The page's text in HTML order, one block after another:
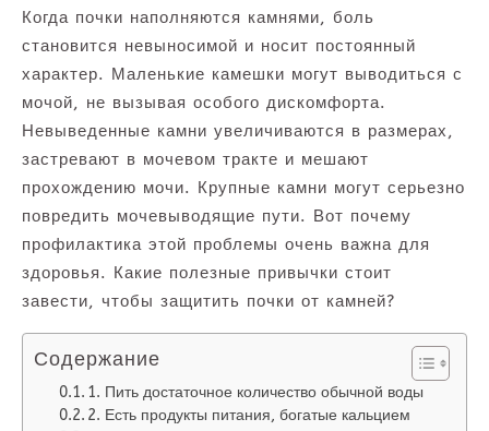
Когда почки наполняются камнями, боль
становится невыносимой и носит постоянный
характер. Маленькие камешки могут выводиться с
мочой, не вызывая особого дискомфорта.
Невыведенные камни увеличиваются в размерах,
застревают в мочевом тракте и мешают
прохождению мочи. Крупные камни могут серьезно
повредить мочевыводящие пути. Вот почему
профилактика этой проблемы очень важна для
здоровья. Какие полезные привычки стоит
завести, чтобы защитить почки от камней?
Содержание
1. Пить достаточное количество обычной воды
2. Есть продукты питания, богатые кальцием